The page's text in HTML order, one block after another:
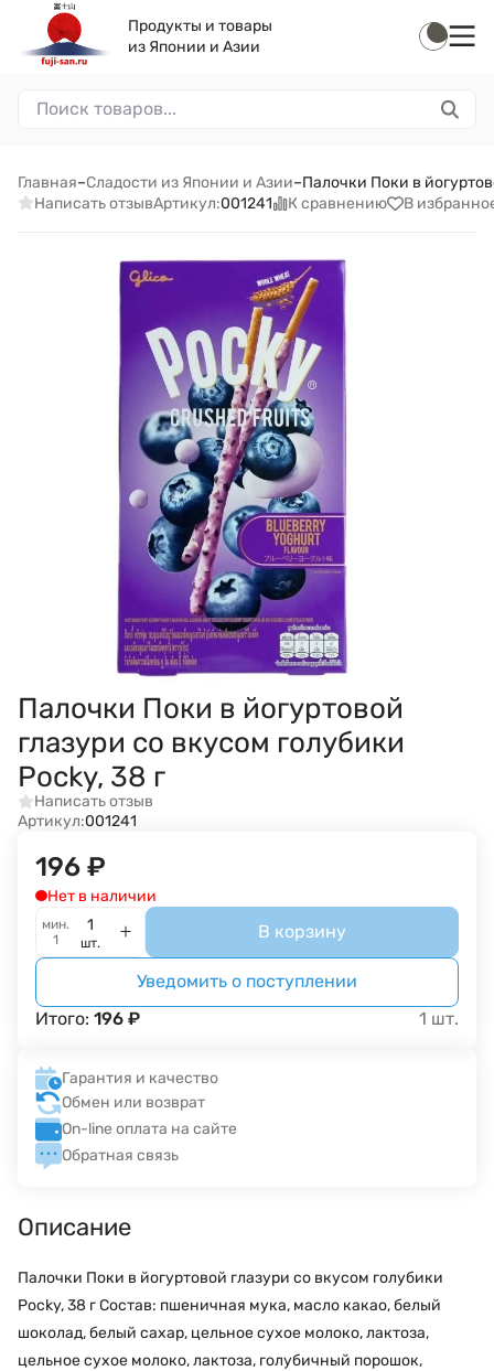
Продукты и товары
из Японии и Азии
Главная–Сладости из Японии и Азии–Палочки Поки в
Написать отзывАртикул:001241 К сравнению В
Палочки Поки в йогуртовой
глазури со вкусом голубики
Pocky, 38 г
Написать отзыв
Артикул:001241
196 ₽
Нет в наличии
мин.
1
шт.
В корзину
Уведомить о поступлении
Итого: 196 ₽ 1 шт.
Гарантия и качество
Обмен или возврат
On-line оплата на сайте
Обратная связь
Описание
Палочки Поки в йогуртовой глазури со вкусом голубики
Pocky, 38 г Состав: пшеничная мука, масло какао, белый
шоколад, белый сахар, цельное сухое молоко, лактоза,
цельное сухое молоко, лактоза, голубичный порошок,